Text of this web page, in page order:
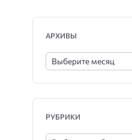
АРХИВЫ
РУБРИКИ